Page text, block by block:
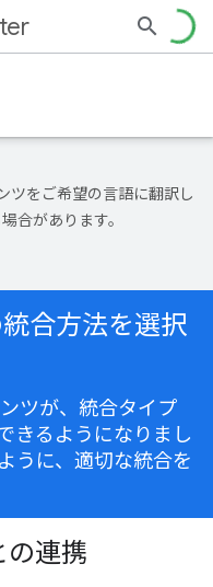
ツをご希望の言語に翻訳し
合があります。
合方法を選択
ツが、統合タイプ
きるようになりまし
うに、適切な統合を
の連携